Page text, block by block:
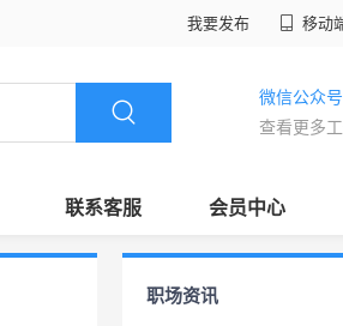
我要发布 移动
微信公众号
查看更多
联系客服 会员中心
职场资讯